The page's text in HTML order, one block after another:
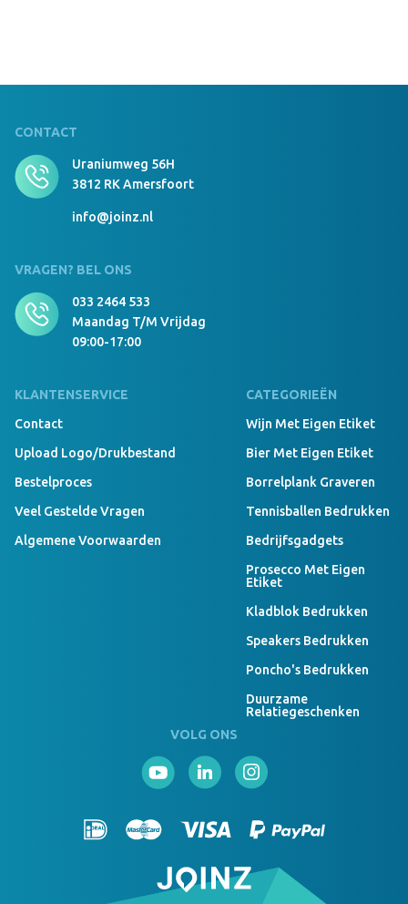
CONTACT
Uraniumweg 56H
3812 RK Amersfoort
info@joinz.nl
VRAGEN? BEL ONS
033 2464 533
Maandag T/m Vrijdag
09:00-17:00
KLANTENSERVICE
Contact
Upload Logo/drukbestand
Bestelproces
Veel Gestelde Vragen
Algemene Voorwaarden
CATEGORIEËN
Wijn Met Eigen Etiket
Bier Met Eigen Etiket
Borrelplank Graveren
Tennisballen Bedrukken
Bedrijfsgadgets
Prosecco Met Eigen
Etiket
Kladblok Bedrukken
Speakers Bedrukken
Poncho's Bedrukken
Duurzame
Relatiegeschenken
VOLG ONS